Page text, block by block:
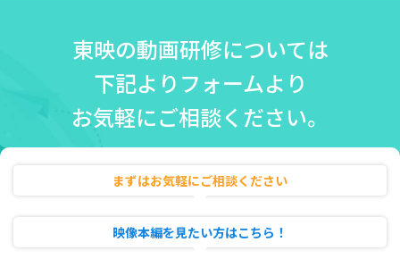
東映の動画研修については
下記よりフォームより
お気軽にご相談ください。
まずはお気軽にご相談ください
映像本編を見たい方はこちら！